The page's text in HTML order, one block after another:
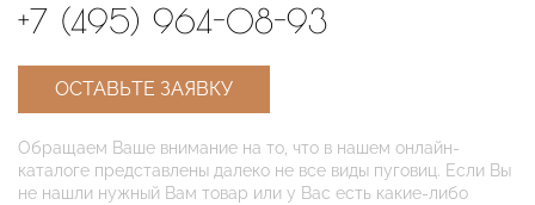
+7 (495) 964-08-93
ОСТАВЬТЕ ЗАЯВКУ
Обращаем Ваше внимание на то, что в нашем онлайн-
каталоге представлены далеко не все виды пуговиц. Если Вы
не нашли нужный Вам товар или у Вас есть какие-либо